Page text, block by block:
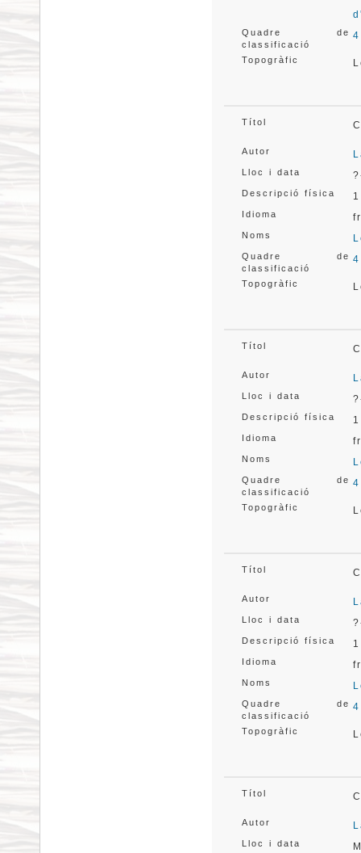
Quadre de
classificació
Topogràfic
Títol
Autor
Lloc i data
Descripció física
Idioma
Noms
Quadre de
classificació
Topogràfic
Títol
Autor
Lloc i data
Descripció física
Idioma
Noms
Quadre de
classificació
Topogràfic
Títol
Autor
Lloc i data
Descripció física
Idioma
Noms
Quadre de
classificació
Topogràfic
Títol
Autor
Lloc i data